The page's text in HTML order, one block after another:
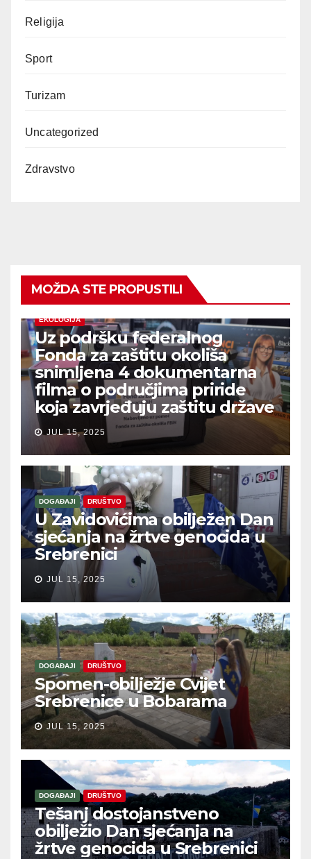
Religija
Sport
Turizam
Uncategorized
Zdravstvo
MOŽDA STE PROPUSTILI
EKOLOGIJA
Uz podršku federalnog
Fonda za zaštitu okoliša
snimljena 4 dokumentarna
filma o područjima priride
koja zavrjeđuju zaštitu države
JUL 15, 2025
DOGAĐAJI DRUŠTVO
U Zavidovićima obilježen Dan
sjećanja na žrtve genocida u
Srebrenici
JUL 15, 2025
DOGAĐAJI DRUŠTVO
Spomen-obilježje Cvijet
Srebrenice u Bobarama
JUL 15, 2025
DOGAĐAJI DRUŠTVO
Tešanj dostojanstveno
obilježio Dan sjećanja na
žrtve genocida u Srebrenici